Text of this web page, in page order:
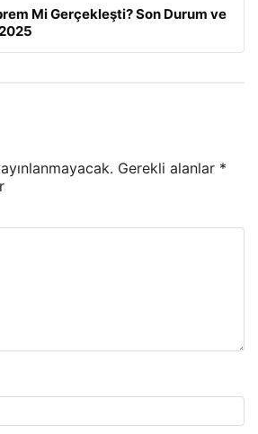
Mi Gerçekleşti? Son Durum ve
Gerekli alanlar *